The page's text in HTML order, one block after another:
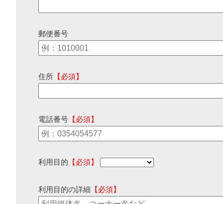
郵便番号
住所 【必須】
電話番号 【必須】
利用目的 【必須】
利用目的の詳細 【必須】